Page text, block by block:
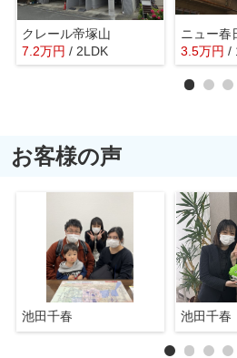
クレール帝塚山
7.2万円 / 2LDK
ニュー春
3.5万円 /
お客様の声
池田千春 池田千春